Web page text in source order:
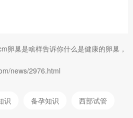
卵巢是啥样告诉你什么是健康的卵巢，
news/2976.html
识 备孕知识 西部试管